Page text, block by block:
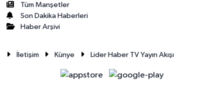
Tüm Manşetler
Son Dakika Haberleri
Haber Arşivi
İletişim Künye Lider Haber TV Yayın Akışı